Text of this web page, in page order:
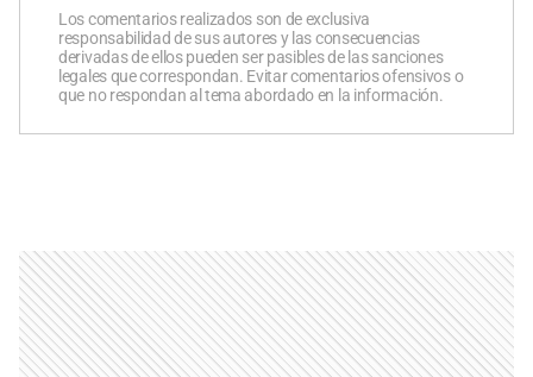
Los comentarios realizados son de exclusiva
responsabilidad de sus autores y las consecuencias
derivadas de ellos pueden ser pasibles de las sanciones
legales que correspondan. Evitar comentarios ofensivos o
que no respondan al tema abordado en la información.